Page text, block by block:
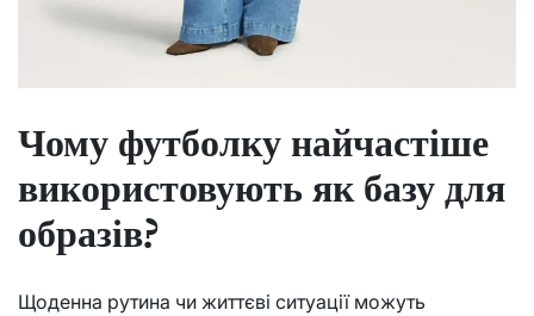
Чому футболку найчастіше
використовують як базу для
образів?
Щоденна рутина чи життєві ситуації можуть